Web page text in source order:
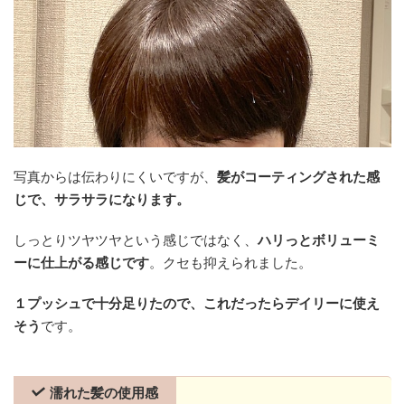
写真からは伝わりにくいですが、 髪がコーティングされた感
じで、サラサラになります。
しっとりツヤツヤという感じではなく、ハリっとボリューミ
ーに仕上がる感じです。クセも抑えられました。
１プッシュで十分足りたので、これだったらデイリーに使え
そう です。
濡れた髪の使用感